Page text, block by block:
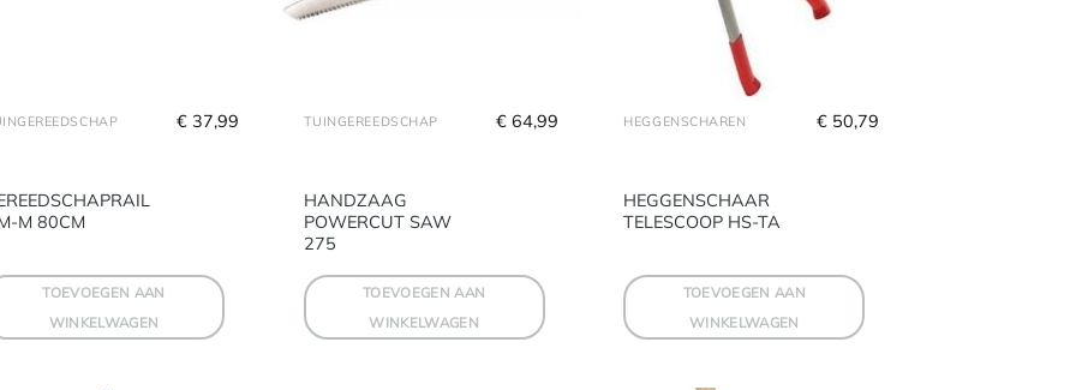
M 80CM
€ 37,99
TOEVOEGEN AAN
WINKELWAGEN
TUINGEREEDSCHAP
HANDZAAG
POWERCUT SAW
275
€ 64,99
TOEVOEGEN AAN
WINKELWAGEN
HEGGENSCHAREN
HEGGENSCHAAR
TELESCOOP HS-TA
€ 50,79
TOEVOEGEN AAN
WINKELWAGEN